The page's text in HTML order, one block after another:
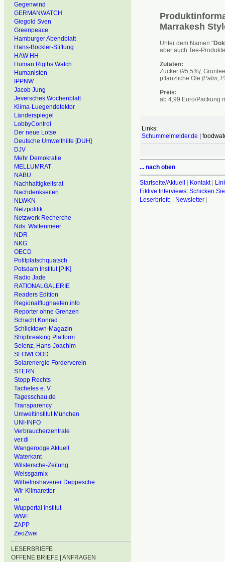
Gegenwind
GERMANWATCH
Giegold Sven
Greenpeace
Hamburger Abendblatt
Hans-Böckler-Stiftung
HAW HH
Human Rigths Watch
Humanisten
IPPNW
Jacob Jung
Jeversches Wochenblatt
Klima-Luegendetektor
Länderspiegel
LobbyControl
Der neue Lotse
Deutsche Umwelthilfe [DUH]
DJV
Mehr Demokratie
MELLUMRAT
NABU
Nachhaltigkeitsrat
Nachdenkseiten
NLWKN
Netzpolitik
Netzwerk Recherche
Nds. Wattenmeer
NDR
NKG
OECD
Politplatschquatsch
Potsdam Institut [PIK]
Radio Jade
RATIONALGALERIE
Readers Edition
Regionalflughaefen.info
Reporter ohne Grenzen
Schacht Konrad
Schlicktown-Magazin
Shipbreaking Platform
Selenz, Hans-Joachim
SLOWFOOD
Solarenergie Förderverein
STERN
Stopp Rechts
Tacheles e. V.
Tagesschau.de
Transparency
Umweltinstitut München
UNI-INFO
Verbraucherzentrale
ver.di
Wangerooge Aktuell
Waterkant
Wilstersche-Zeitung
Weissgarnix
Wilhelmshavener Deppesche
Wir-Klimaretter
ar
Wuppertal Institut
WWF
ZAPP
ZeoZwei
LESERBRIEFE
OFFENE BRIEFE | ANFRAGEN
Marrakesh
Unter dem Namen "
aber auch Tee-
Zutaten:
Zucker [95,5%],
pflanzliche Öle [Palm,
Preis:
ab 4,99 Euro/Packung
Links:
Schummelmelder.de |
... nach oben
Startseite/Aktuell | Kontakt|
Fiktive Interviews| Schicken
Leserbriefe | Newsletter|